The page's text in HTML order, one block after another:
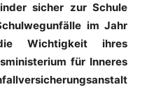
sicher zur Schule
im Jahr
Wichtigkeit ihres
für Inneres